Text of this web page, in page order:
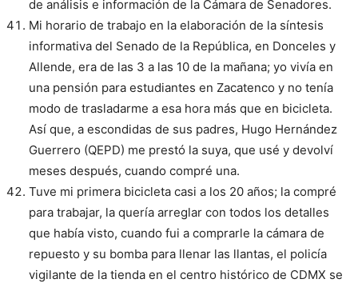
de análisis e información de la Cámara de Senadores.
Mi horario de trabajo en la elaboración de la síntesis
informativa del Senado de la República, en Donceles y
Allende, era de las 3 a las 10 de la mañana; yo vivía en
una pensión para estudiantes en Zacatenco y no tenía
modo de trasladarme a esa hora más que en bicicleta.
Así que, a escondidas de sus padres, Hugo Hernández
Guerrero (QEPD) me prestó la suya, que usé y devolví
meses después, cuando compré una.
Tuve mi primera bicicleta casi a los 20 años; la compré
para trabajar, la quería arreglar con todos los detalles
que había visto, cuando fui a comprarle la cámara de
repuesto y su bomba para llenar las llantas, el policía
vigilante de la tienda en el centro histórico de CDMX se